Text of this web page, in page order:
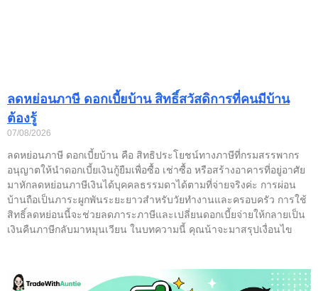
ลดหย่อนภาษี ดอกเบี้ยบ้าน สิทธิ์สวัสดิการที่คนมีบ้าน
ต้องรู้
07/08/2026
ลดหย่อนภาษี ดอกเบี้ยบ้าน คือ สิทธิประโยชน์ทางภาษีที่กรมสรรพากร
อนุญาตให้นำดอกเบี้ยเงินกู้ยืมเพื่อซื้อ เช่าซื้อ หรือสร้างอาคารที่อยู่อาศัย
มาหักลดหย่อนภาษีเงินได้บุคคลธรรมดาได้ตามที่จ่ายจริงค่ะ การผ่อน
บ้านถือเป็นภาระผูกพันระยะยาวสำหรับวัยทำงานและครอบครัว การใช้
สิทธิ์ลดหย่อนนี้จะช่วยลดภาระภาษีและเปลี่ยนดอกเบี้ยจ่ายให้กลายเป็น
เงินคืนภาษีกลับมาหมุนเวียน ในบทความนี้ คุณน้าจะมาสรุปเงื่อนไข